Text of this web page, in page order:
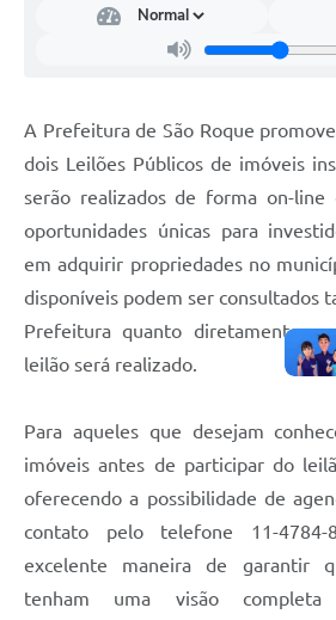
Central de Serviço
Contas Públicas
Creches
Cronograma coleta de lixo e seletiva
Banco do Povo
Biblioteca
Bolsas de estudo da Escola Cooperativa
Defesa Civil
Departamento de Bem-Estar Social
Divisão de Rendas
A Prefeitura de São Roque
dois Leilões Públicos de imóveis
serão realizados de forma on-
oportunidades únicas para
em adquirir propriedades no
disponíveis podem ser consultados
Prefeitura quanto diretamente
leilão será realizado.
Para aqueles que desejam
imóveis antes de participar do
oferecendo a possibilidade de
contato pelo telefone 11-
excelente maneira de garantir
tenham uma visão completa